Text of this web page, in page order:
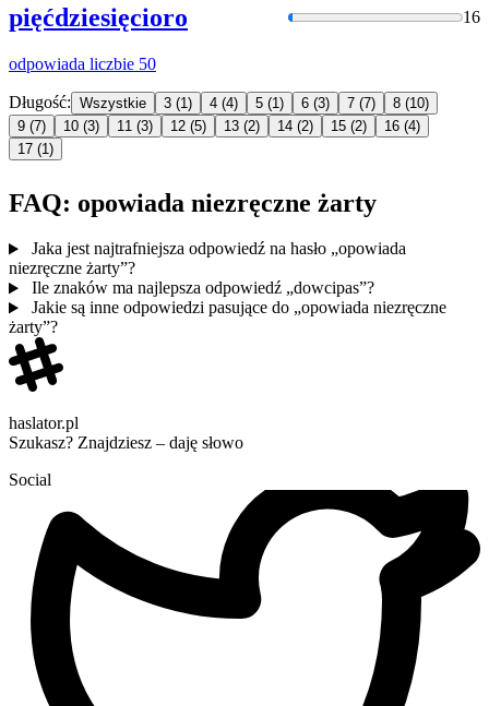
pięćdziesięcioro 16
odpowiada liczbie 50
Długość: Wszystkie 3 (1) 4 (4) 5 (1) 6 (3) 7 (7) 8 (10)
9 (7) 10 (3) 11 (3) 12 (5) 13 (2) 14 (2) 15 (2) 16 (4)
17 (1)
FAQ: opowiada niezręczne żarty
Jaka jest najtrafniejsza odpowiedź na hasło „opowiada
niezręczne żarty”?
Ile znaków ma najlepsza odpowiedź „dowcipas”?
Jakie są inne odpowiedzi pasujące do „opowiada niezręczne
żarty”?
haslator.pl
Szukasz? Znajdziesz – daję słowo
Social